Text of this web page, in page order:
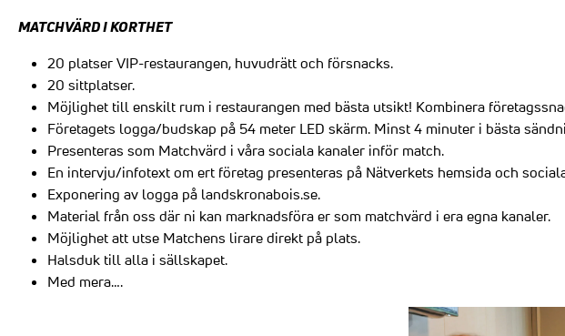
MATCHVÄRD I KORTHET
20 platser VIP-restaurangen, huvudrätt och försnacks.
20 sittplatser.
Möjlighet till enskilt rum i restaurangen med bästa utsikt! Kombinera
Företagets logga/budskap på 54 meter LED skärm. Minst 4 minuter i bästa
Presenteras som Matchvärd i våra sociala kanaler inför match.
En intervju/infotext om ert företag presenteras på Nätverkets hemsida och
Exponering av logga på landskronabois.se.
Material från oss där ni kan marknadsföra er som matchvärd i era egna kanaler.
Möjlighet att utse Matchens lirare direkt på plats.
Halsduk till alla i sällskapet.
Med mera….